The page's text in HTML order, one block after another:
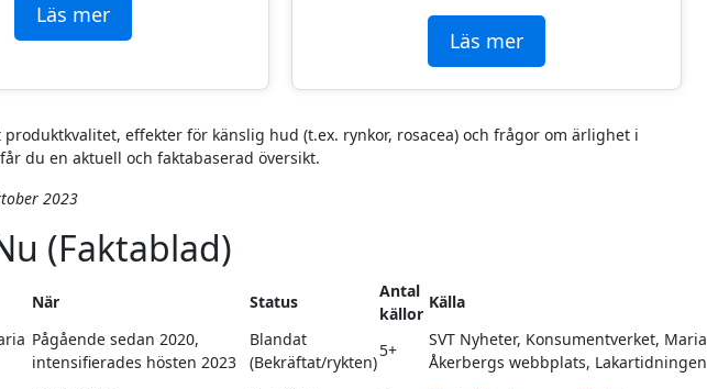
Läs mer
Läs mer
effekter för känslig hud (t.ex. rynkor, rosacea) och frågor om ärlighet i
du en aktuell och faktabaserad översikt.
2023
(Faktablad)
När Status
Antal
källor
Källa
Pågående sedan 2020,
intensifierades hösten 2023
Blandat
(Bekräftat/rykten)
5+
SVT Nyheter, Konsumentverket, Maria
Åkerbergs webbplats, Lakartidningen